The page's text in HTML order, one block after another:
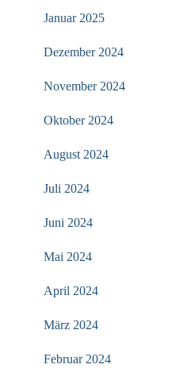
Januar 2025
Dezember 2024
November 2024
Oktober 2024
August 2024
Juli 2024
Juni 2024
Mai 2024
April 2024
März 2024
Februar 2024